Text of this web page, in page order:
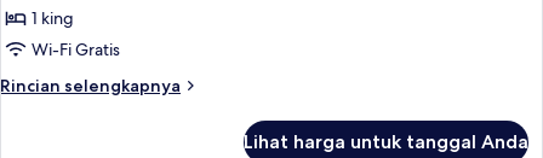
1 king
Wi-Fi Gratis
Rincian selengkapnya
Rincian
Lihat harga untuk tanggal Anda